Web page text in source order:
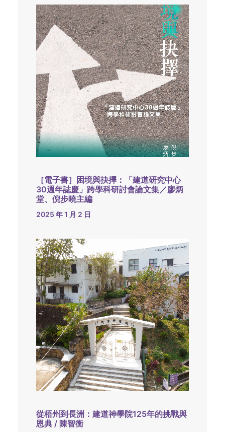
［電子書］困境與抉擇：「建道研究中心
30週年誌慶」跨學科研討會論文集／廖炳
堂、倪步曉主編
2025 年 1 月 2 日
從梧州到長洲：建道神學院125年的挑戰與
恩典 / 陳智衡